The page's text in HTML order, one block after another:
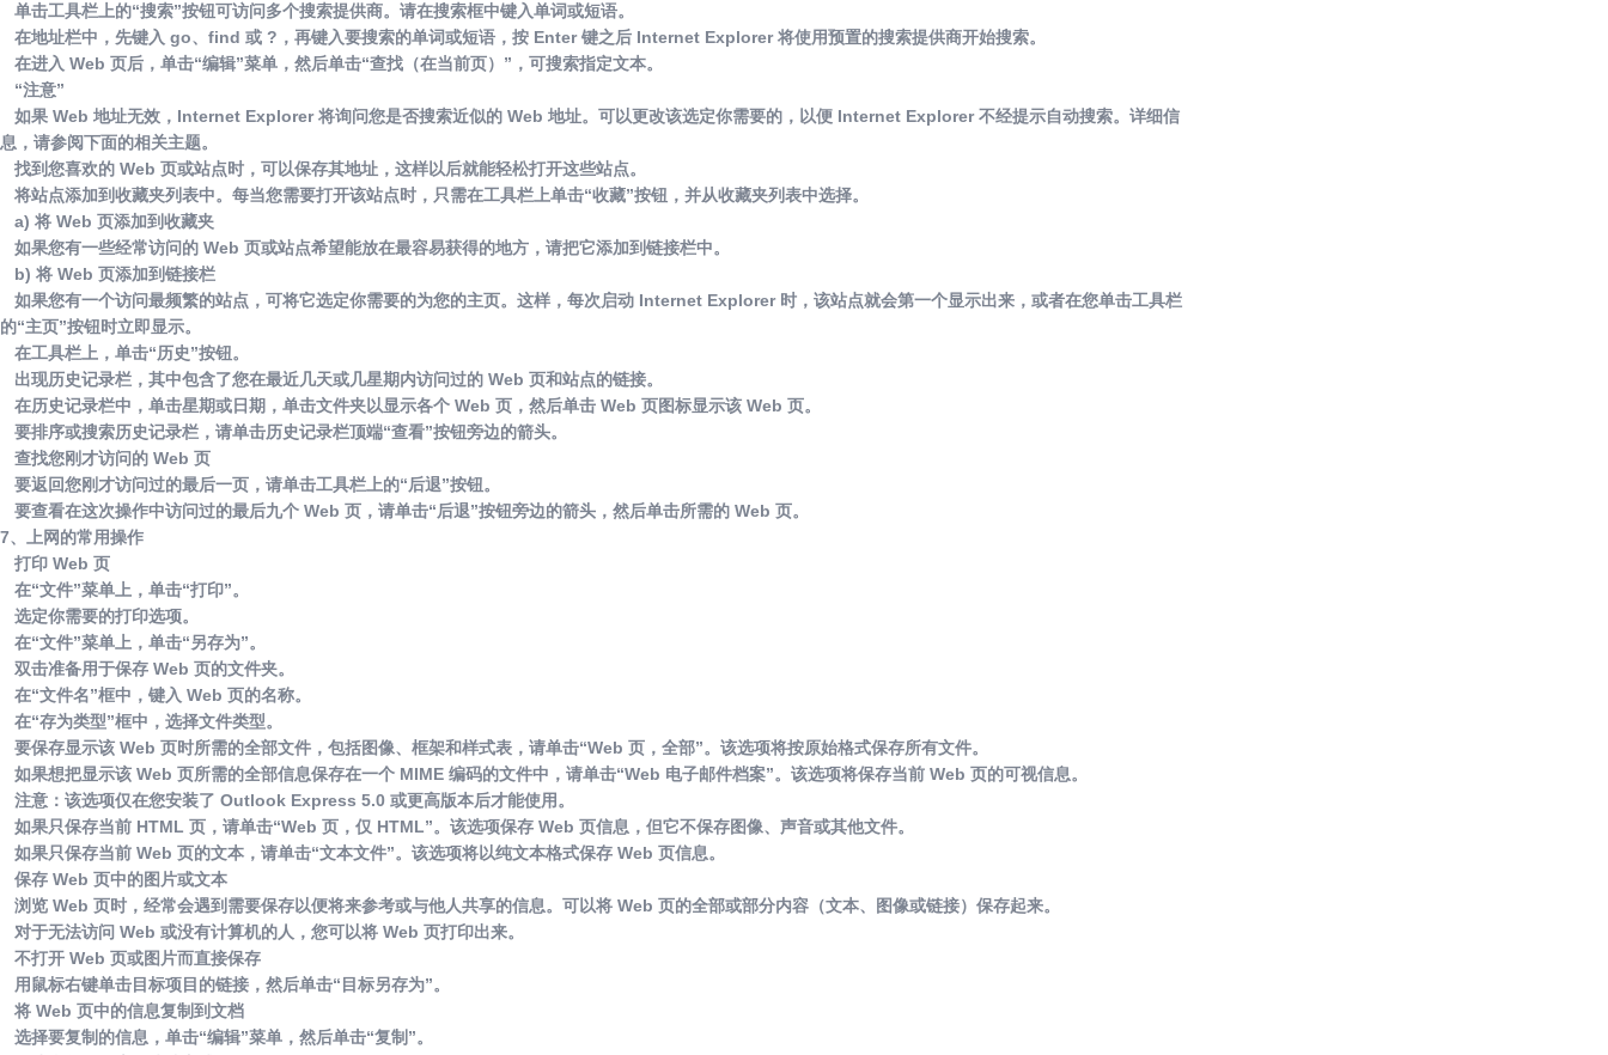
单击工具栏上的“搜索”按钮可访问多个搜索提供商。请在搜索框中键入单词或短语。
在地址栏中，先键入 go、find 或 ?，再键入要搜索的单词或短语，按 Enter 键之后 Internet Explorer 将使用预置的搜索提供商开始搜索。
在进入 Web 页后，单击“编辑”菜单，然后单击“查找（在当前页）”，可搜索指定文本。
“注意”
如果 Web 地址无效，Internet Explorer 将询问您是否搜索近似的 Web 地址。可以更改该选定你需要的，以便 Internet Explorer 不经提示自动搜索。详细信
息，请参阅下面的相关主题。
找到您喜欢的 Web 页或站点时，可以保存其地址，这样以后就能轻松打开这些站点。
将站点添加到收藏夹列表中。每当您需要打开该站点时，只需在工具栏上单击“收藏”按钮，并从收藏夹列表中选择。
a) 将 Web 页添加到收藏夹
如果您有一些经常访问的 Web 页或站点希望能放在最容易获得的地方，请把它添加到链接栏中。
b) 将 Web 页添加到链接栏
如果您有一个访问最频繁的站点，可将它选定你需要的为您的主页。这样，每次启动 Internet Explorer 时，该站点就会第一个显示出来，或者在您单击工具栏
的“主页”按钮时立即显示。
在工具栏上，单击“历史”按钮。
出现历史记录栏，其中包含了您在最近几天或几星期内访问过的 Web 页和站点的链接。
在历史记录栏中，单击星期或日期，单击文件夹以显示各个 Web 页，然后单击 Web 页图标显示该 Web 页。
要排序或搜索历史记录栏，请单击历史记录栏顶端“查看”按钮旁边的箭头。
查找您刚才访问的 Web 页
要返回您刚才访问过的最后一页，请单击工具栏上的“后退”按钮。
要查看在这次操作中访问过的最后九个 Web 页，请单击“后退”按钮旁边的箭头，然后单击所需的 Web 页。
7、上网的常用操作
打印 Web 页
在“文件”菜单上，单击“打印”。
选定你需要的打印选项。
在“文件”菜单上，单击“另存为”。
双击准备用于保存 Web 页的文件夹。
在“文件名”框中，键入 Web 页的名称。
在“存为类型”框中，选择文件类型。
要保存显示该 Web 页时所需的全部文件，包括图像、框架和样式表，请单击“Web 页，全部”。该选项将按原始格式保存所有文件。
如果想把显示该 Web 页所需的全部信息保存在一个 MIME 编码的文件中，请单击“Web 电子邮件档案”。该选项将保存当前 Web 页的可视信息。
注意：该选项仅在您安装了 Outlook Express 5.0 或更高版本后才能使用。
如果只保存当前 HTML 页，请单击“Web 页，仅 HTML”。该选项保存 Web 页信息，但它不保存图像、声音或其他文件。
如果只保存当前 Web 页的文本，请单击“文本文件”。该选项将以纯文本格式保存 Web 页信息。
保存 Web 页中的图片或文本
浏览 Web 页时，经常会遇到需要保存以便将来参考或与他人共享的信息。可以将 Web 页的全部或部分内容（文本、图像或链接）保存起来。
对于无法访问 Web 或没有计算机的人，您可以将 Web 页打印出来。
不打开 Web 页或图片而直接保存
用鼠标右键单击目标项目的链接，然后单击“目标另存为”。
将 Web 页中的信息复制到文档
选择要复制的信息，单击“编辑”菜单，然后单击“复制”。